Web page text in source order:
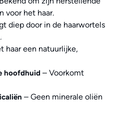
voor het haar.
diep door in de haarwortels
haar een natuurlijke,
hoofdhuid – Voorkomt
– Geen minerale oliën